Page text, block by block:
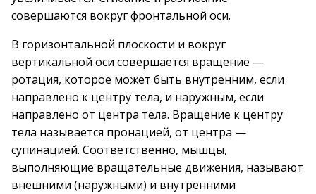
совершаются вокруг фронтальной оси.
В горизонтальной плоскости и вокруг
вертикальной оси совершается вращение —
ротация, которое может быть внутренним, если
направлено к центру тела, и наружным, если
направлено от центра тела. Вращение к центру
тела называется пронацией, от центра —
супинацией. Соответственно, мышцы,
выполняющие вращательные движения, называют
внешними (наружными) и внутренними